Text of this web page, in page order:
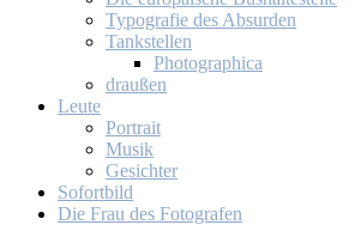
Ty­po­gra­fie des Ab­sur­den
Tank­stel­len
Pho­to­gra­phi­ca
drau­ßen
Leu­te
Por­trait
Mu­sik
Ge­sich­ter
So­fort­bild
Die Frau des Fo­to­gra­fen